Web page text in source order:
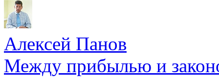
Алексей Панов
Между прибылью и